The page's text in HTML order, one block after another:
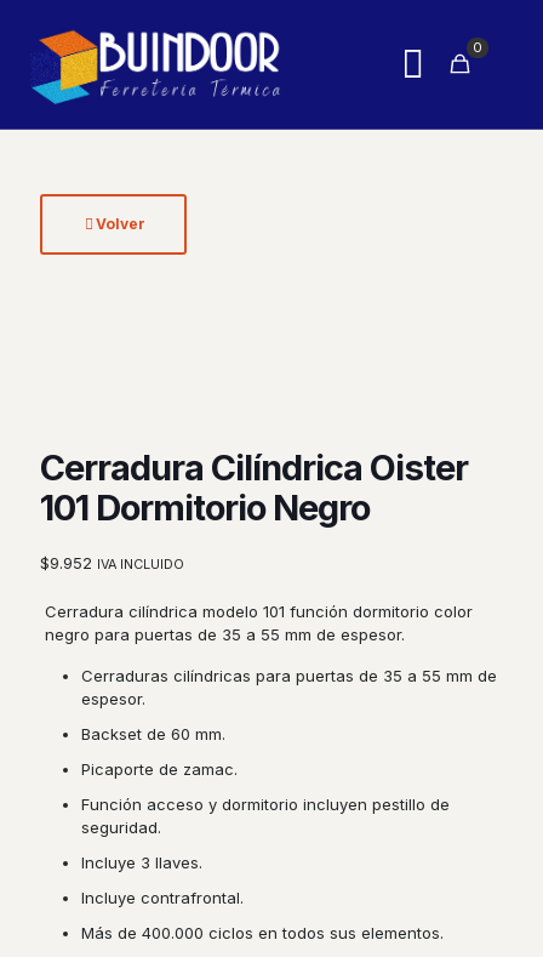
0
Volver
Cerradura Cilíndrica Oister
101 Dormitorio Negro
$9.952 IVA INCLUIDO
Cerradura cilíndrica modelo 101 función dormitorio color
negro para puertas de 35 a 55 mm de espesor.
Cerraduras cilíndricas para puertas de 35 a 55 mm de
espesor.
Backset de 60 mm.
Picaporte de zamac.
Función acceso y dormitorio incluyen pestillo de
seguridad.
Incluye 3 llaves.
Incluye contrafrontal.
Más de 400.000 ciclos en todos sus elementos.